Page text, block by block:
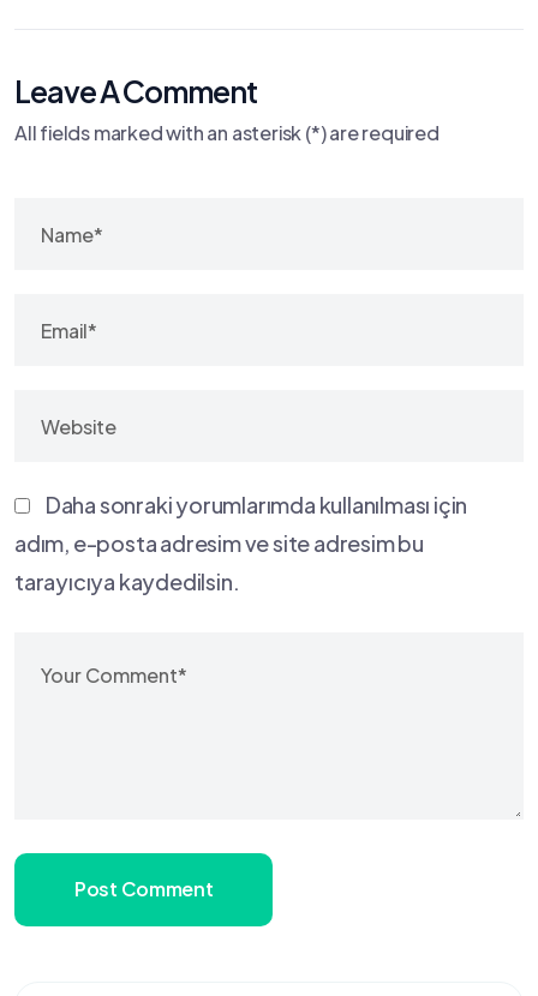
Leave A Comment
All fields marked with an asterisk (*) are required
Daha sonraki yorumlarımda kullanılması için
adım, e-posta adresim ve site adresim bu
tarayıcıya kaydedilsin.
Post Comment